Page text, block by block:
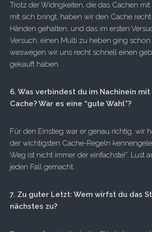
Trotz der Widrigkeiten, die das Cachen
mit sich bringt, haben wir den Cache
Händen gehalten, und das im ersten
Versuch, einen Multi zu heben ging
weswegen wir uns recht schnell einen
gekauft haben.
6. Was verbindest du im Nachinein
Cache? War es eine “gute Wahl”?
Für den Einstieg war er genau richtig, wir
der wichtigsten Cache-Regeln
Weg ist nicht immer der einfachste!”. Lust
jeden Fall gemacht.
7. Zu guter Letzt: Wem wirfst du das
nächstes zu?